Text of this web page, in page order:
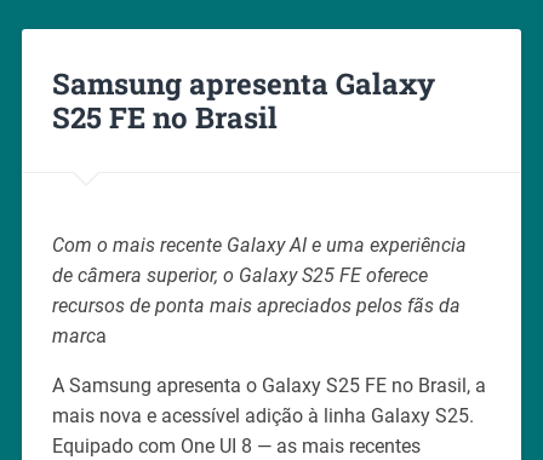
Samsung apresenta Galaxy
S25 FE no Brasil
Com o mais recente Galaxy AI e uma experiência
de câmera superior, o Galaxy S25 FE oferece
recursos de ponta mais apreciados pelos fãs da
marca
A Samsung apresenta o Galaxy S25 FE no Brasil, a
mais nova e acessível adição à linha Galaxy S25.
Equipado com One UI 8 — as mais recentes